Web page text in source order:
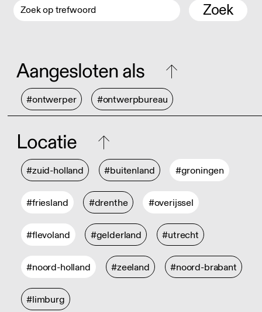
Zoek
Aangesloten als
#ontwerper #ontwerpbureau
Locatie
#zuid-holland #buitenland #groningen
#friesland #drenthe #overijssel
#flevoland #gelderland #utrecht
#noord-holland #zeeland #noord-brabant
#limburg